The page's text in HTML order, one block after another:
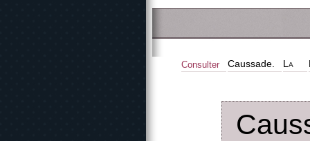
Consulter Caussade. La